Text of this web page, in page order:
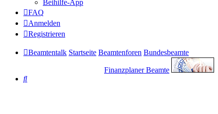
Beihilfe-App
FAQ
Anmelden
Registrieren
Beamtentalk Startseite Beamtenforen Bundesbeamte
Finanzplaner Beamte
Suche